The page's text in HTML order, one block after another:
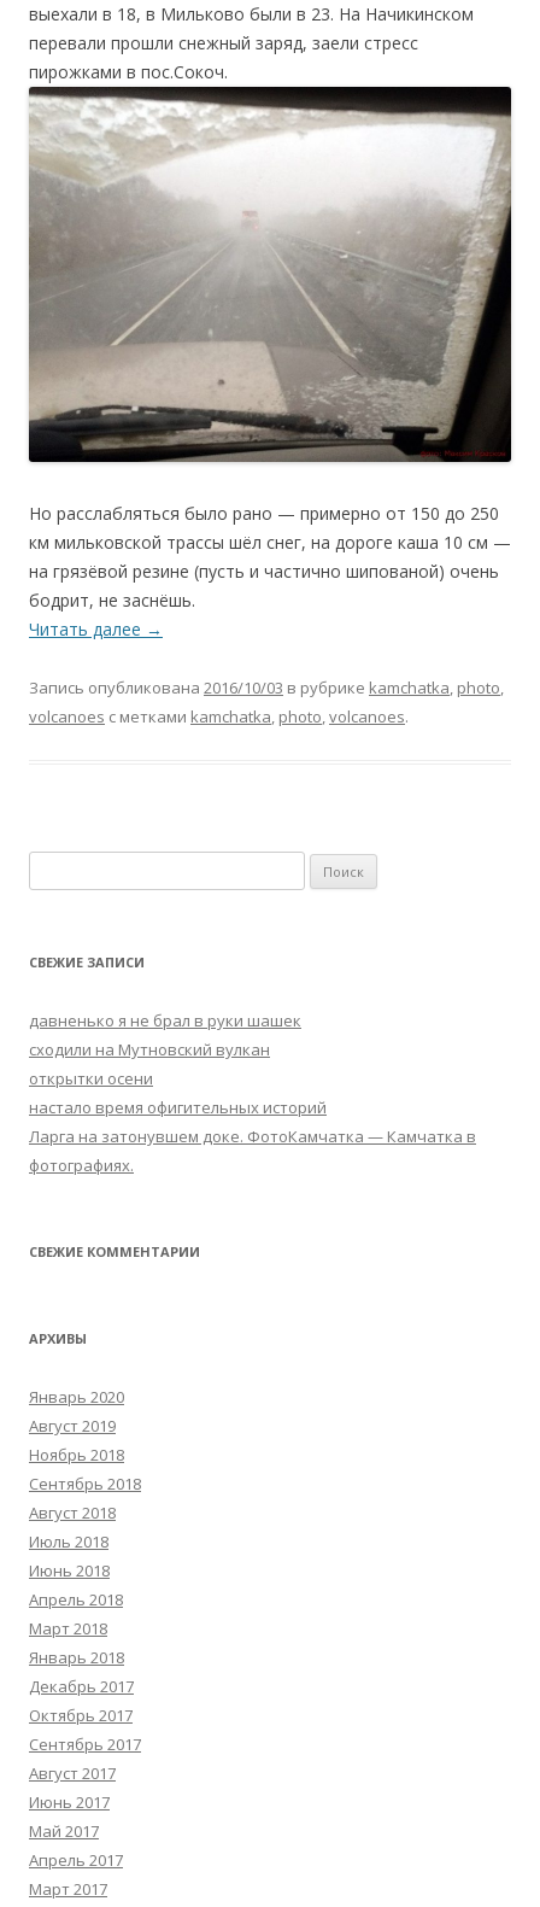
выехали в 18, в Мильково были в 23. На Начикинском
перевали прошли снежный заряд, заели стресс
пирожками в пос.Сокоч.
Но расслабляться было рано — примерно от 150 до 250
км мильковской трассы шёл снег, на дороге каша 10 см —
на грязёвой резине (пусть и частично шипованой) очень
бодрит, не заснёшь.
Читать далее →
Запись опубликована 2016/10/03 в рубрике kamchatka, photo,
volcanoes с метками kamchatka, photo,volcanoes.
а
т
СВЕЖИЕ ЗАПИСИ
давненько я не брал в руки шашек
сходили на Мутновский вулкан
открытки осени
настало время офигительных историй
Ларга на затонувшем доке. ФотоКaмчатка — Камчатка в
фотографиях.
СВЕЖИЕ КОММЕНТАРИИ
АРХИВЫ
Январь 2020
Август 2019
Ноябрь 2018
Сентябрь 2018
Август 2018
Июль 2018
Июнь 2018
Апрель 2018
Март 2018
Январь 2018
Декабрь 2017
Октябрь 2017
Сентябрь 2017
Август 2017
Июнь 2017
Май 2017
Апрель 2017
Март 2017